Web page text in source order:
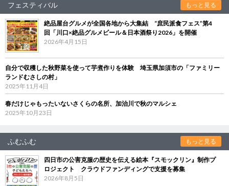
フェスティバル もっと見る
絶品屋台グルメが全国各地から大集結 “庶民派食フェス”第4
回「川口×絶品グルメビール＆日本酒祭り2026」を開催
2026年4月15日
自分で収穫した秋野菜を使って芋煮作りを体験 埼玉県加須市の「ファミリー
ランドむさしの村」
2025年11月4日
春だけじゃもったいないさくらの名所、加治川で秋のマルシェ
2025年10月23日
ふむふむ もっと見る
四日市の公害克服の歴史を伝える絵本『スモックリン』制作プ
ロジェクト クラウドファンディングで支援を募集
2026年8月5日